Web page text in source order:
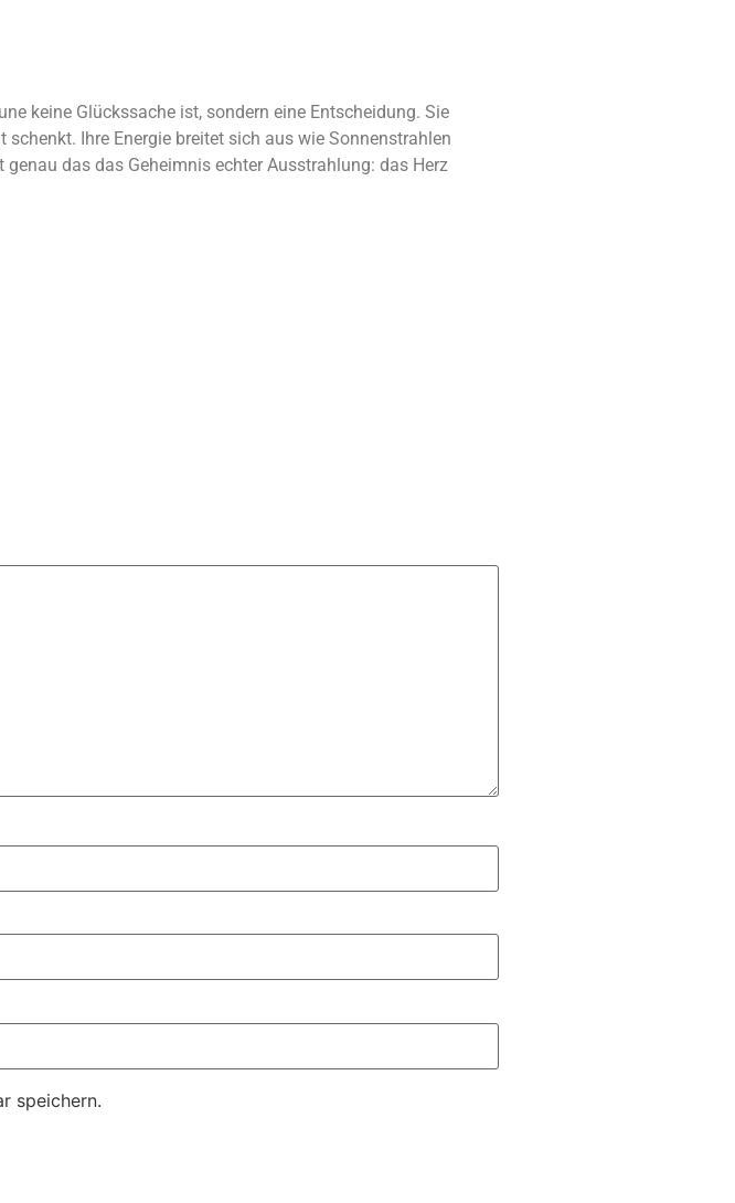
keine Glückssache ist, sondern eine Entscheidung. Sie
Ihre Energie breitet sich aus wie Sonnenstrahlen
das das Geheimnis echter Ausstrahlung: das Herz
speichern.